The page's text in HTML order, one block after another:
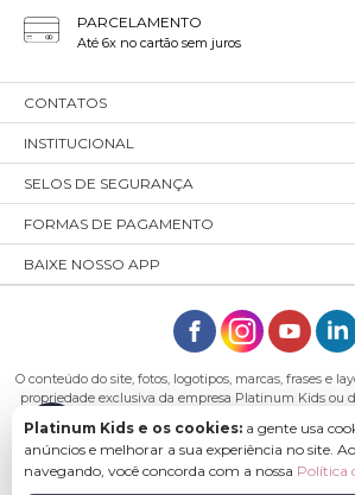
PARCELAMENTO
Até 6x no cartão sem juros
CONTATOS
INSTITUCIONAL
SELOS DE SEGURANÇA
FORMAS DE PAGAMENTO
BAIXE NOSSO APP
O conteúdo do site, fotos, logotipos, marcas, frases e
propriedade exclusiva da empresa Platinum Kids ou
direitos reservados. Platinum Kids - Platinum
CNPJ: 27.180.131/0001-54 Endereço: Rod. Ivo Silveira, n°
89113-040
Platinum Kids e os cookies: a gente usa
anúncios e melhorar a sua experiência no site.
navegando, você concorda com a nossa Política